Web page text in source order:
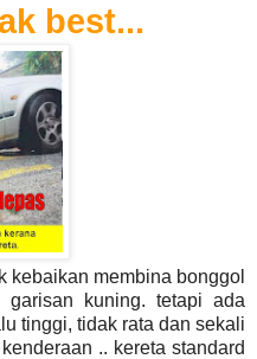
best...
kebaikan membina bonggol
kuning. tetapi ada
tinggi, tidak rata dan sekali
.. kereta standard